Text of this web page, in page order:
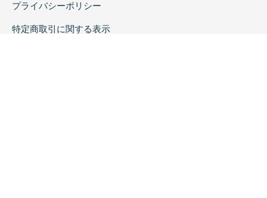
プライバシーポリシー
特定商取引に関する表示